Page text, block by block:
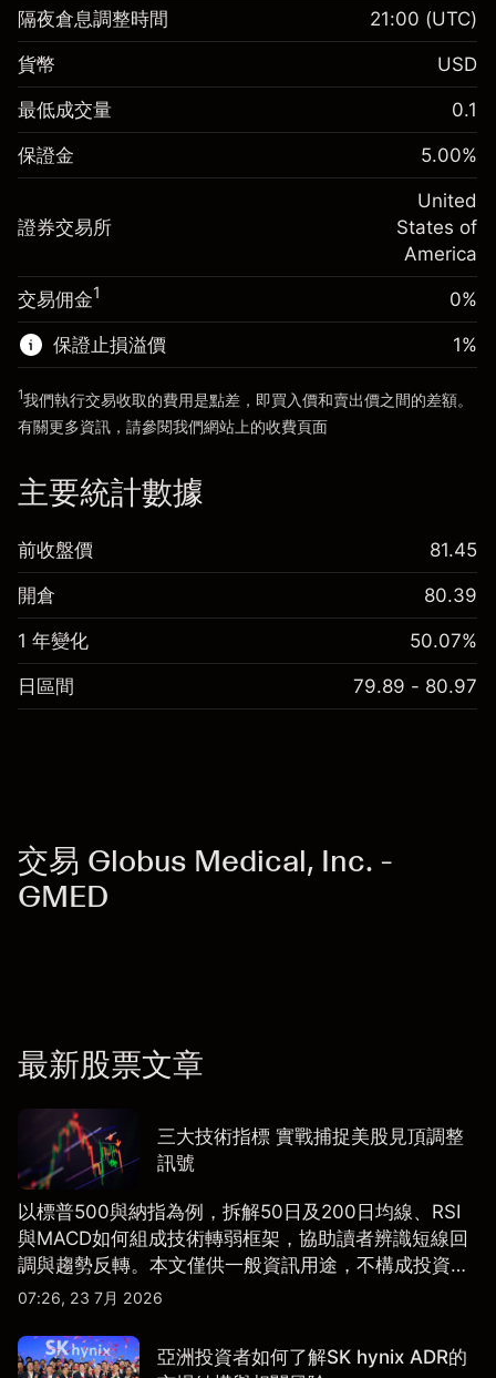
保證金。您的投資 $1,000.00
隔夜倉息
-0.021596
%
(-$4.32)
來自杠杆的資金 - 美元（大約值）
$19,000.00
前往平台
保證金。您的投資 $1,000.00
隔夜倉息
-0.000626
%
(-$0.13)
$20,000.00
來自杠杆的資金 - 美元（大約值）$19,000.00
前往平台
隔夜倉息調整時間 21:00 (UTC)
貨幣 USD
最低成交量 0.1
保證金 5.00%
證券交易所
United
States of
America
交易佣金1 0%
保證止損溢價 1%
1我們執行交易收取的費用是點差，即買入價和賣出價之間的差額。
有關更多資訊，請參閱我們網站上的收費頁面
主要統計數據
前收盤價 81.45
開倉 80.39
1 年變化 50.07%
日區間 79.89 - 80.97
交易 Globus Medical, Inc. -
GMED
最新股票文章
三大技術指標 實戰捕捉美股見頂調整
訊號
以標普500與納指為例，拆解50日及200日均線、RSI
與MACD如何組成技術轉弱框架，協助讀者辨識短線回
調與趨勢反轉。本文僅供一般資訊用途，不構成投資研
究、投資建議或任何交易推薦。
07:26, 23 7月 2026
亞洲投資者如何了解SK hynix ADR的